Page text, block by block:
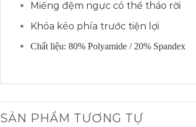
Miếng đệm ngực có thể tháo rời
Khóa kéo phía trước tiện lợi
Chất liệu: 80% Polyamide/ 20% Spandex
SẢN PHẨM TƯƠNG TỰ